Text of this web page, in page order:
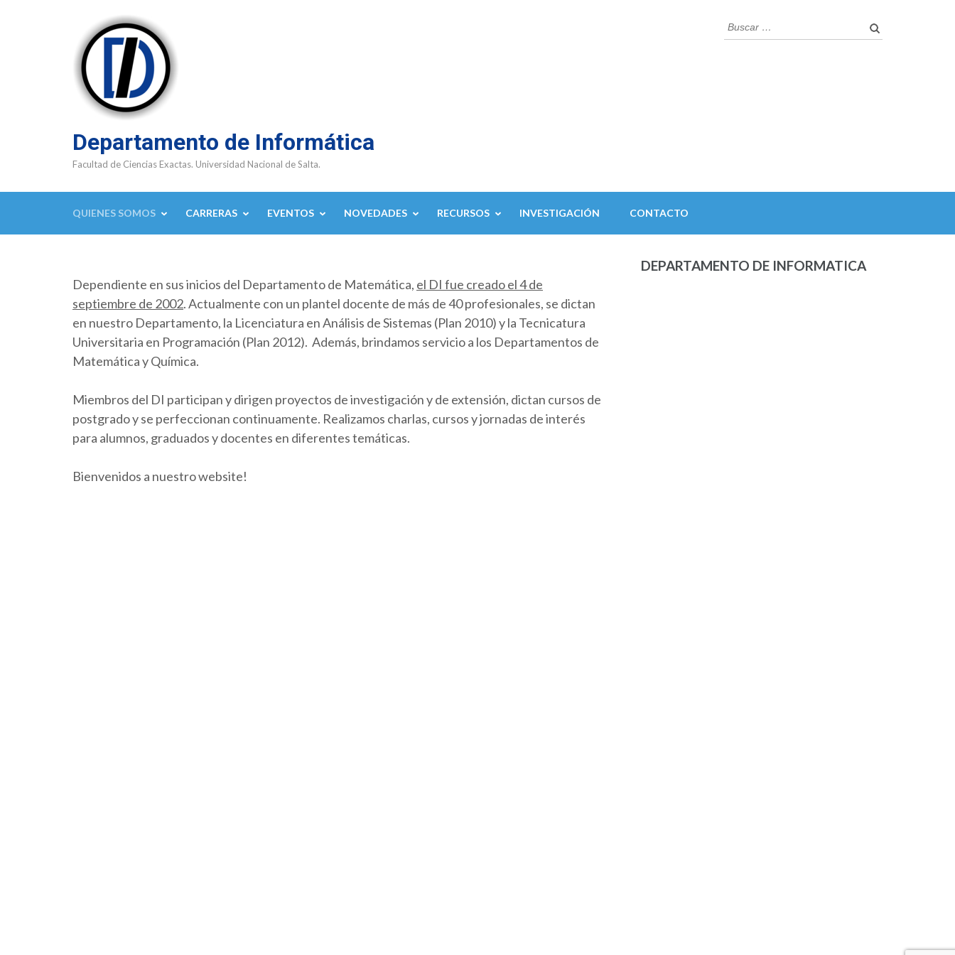
Departamento de Informática
Facultad de Ciencias Exactas. Universidad Nacional de Salta.
Buscar:
QUIENES SOMOS CARRERAS EVENTOS NOVEDADES RECURSOS INVESTIGACIÓN CONTACTO
Dependiente en sus inicios del Departamento de Matemática, el DI fue creado el 4 de
septiembre de 2002. Actualmente con un plantel docente de más de 40 profesionales, se dictan
en nuestro Departamento, la Licenciatura en Análisis de Sistemas (Plan 2010) y la Tecnicatura
Universitaria en Programación (Plan 2012). Además, brindamos servicio a los Departamentos de
Matemática y Química.
Miembros del DI participan y dirigen proyectos de investigación y de extensión, dictan cursos de
postgrado y se perfeccionan continuamente. Realizamos charlas, cursos y jornadas de interés
para alumnos, graduados y docentes en diferentes temáticas.
Bienvenidos a nuestro website!
DEPARTAMENTO DE INFORMATICA